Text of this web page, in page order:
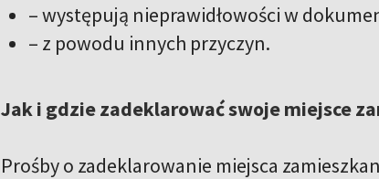
– występują nieprawidłowości w
– z powodu innych przyczyn.
Jak i gdzie zadeklarować swoje miejsce
Prośby o zadeklarowanie miejsca